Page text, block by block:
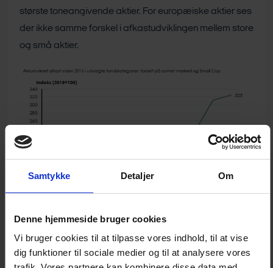
Samtykke Detaljer Om
Denne hjemmeside bruger cookies
Vi bruger cookies til at tilpasse vores indhold, til at vise
dig funktioner til sociale medier og til at analysere vores
største toneangivende aktier. For europæiske aktier ses
der ikke samme forskel i afkastudviklingen mellem store
og små aktier.
Læs afkaststatistikken